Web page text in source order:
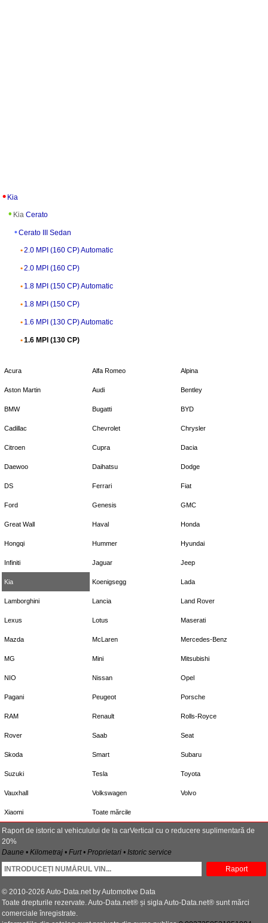
Kia
Kia Cerato
Cerato III Sedan
2.0 MPI (160 CP) Automatic
2.0 MPI (160 CP)
1.8 MPI (150 CP) Automatic
1.8 MPI (150 CP)
1.6 MPI (130 CP) Automatic
1.6 MPI (130 CP)
Acura Alfa Romeo Alpina
Aston Martin Audi Bentley
BMW Bugatti BYD
Cadillac Chevrolet Chrysler
Citroen Cupra Dacia
Daewoo Daihatsu Dodge
DS Ferrari Fiat
Ford Genesis GMC
Great Wall Haval Honda
Hongqi Hummer Hyundai
Infiniti Jaguar Jeep
Kia Koenigsegg Lada
Lamborghini Lancia Land Rover
Lexus Lotus Maserati
Mazda McLaren Mercedes-Benz
MG Mini Mitsubishi
NIO Nissan Opel
Pagani Peugeot Porsche
RAM Renault Rolls-Royce
Rover Saab Seat
Skoda Smart Subaru
Suzuki Tesla Toyota
Vauxhall Volkswagen Volvo
Xiaomi Toate mărcile
Raport de istoric al vehiculului de la carVertical cu o reducere suplimentară de
20%
Daune • Kilometraj • Furt • Proprietari • Istoric service
Raport
© 2010-2026 Auto-Data.net by Automotive Data
Toate drepturile rezervate. Auto-Data.net® și sigla Auto-Data.net® sunt mărci
comerciale înregistrate.